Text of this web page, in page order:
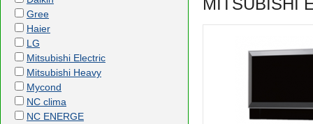
MITSUBISHI
Gree
Haier
LG
Mitsubishi Electric
Mitsubishi Heavy
Mycond
NC clima
NC ENERGE